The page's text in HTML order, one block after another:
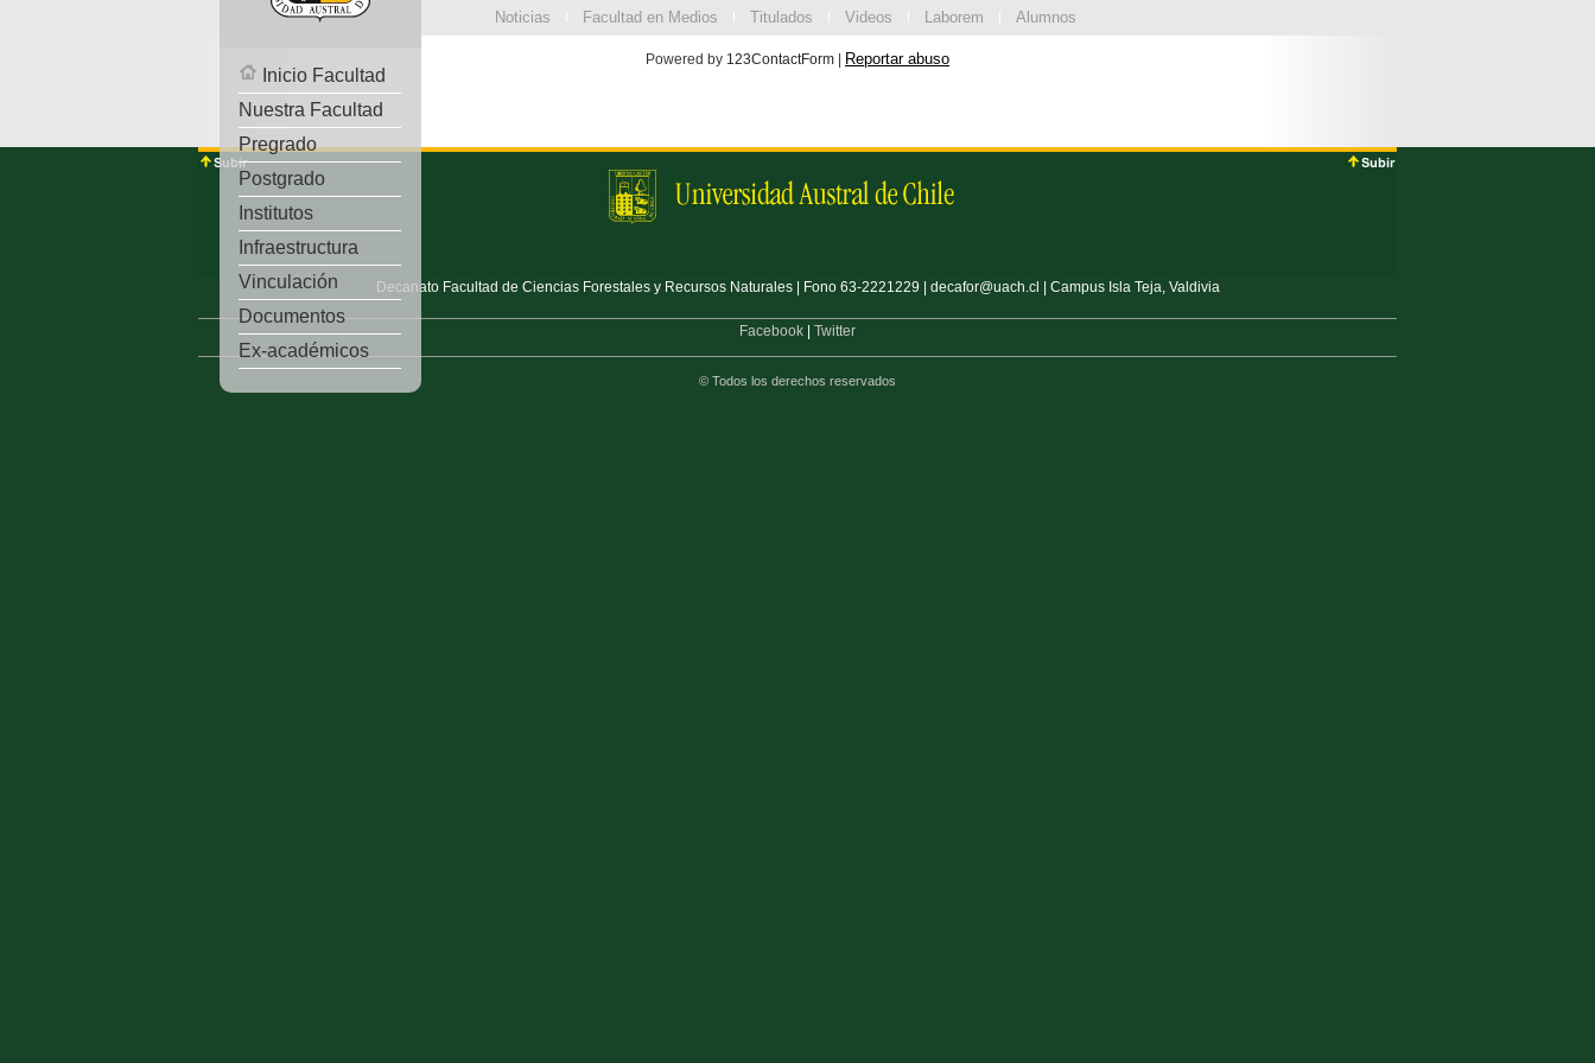
Inicio Facultad
Nuestra Facultad
Pregrado
Postgrado
Institutos
Infraestructura
Vinculación
Documentos
Ex-académicos
Noticias Facultad en Medios Titulados Videos Laborem Alumnos
Powered by 123ContactForm Reportar abuso
Decanato Facultad de Ciencias Forestales y Recursos Naturales | Fono 63-2221229 | decafor@uach.cl | Campus Isla Teja, Valdivia
Facebook Twitter
© Todos los derechos reservados